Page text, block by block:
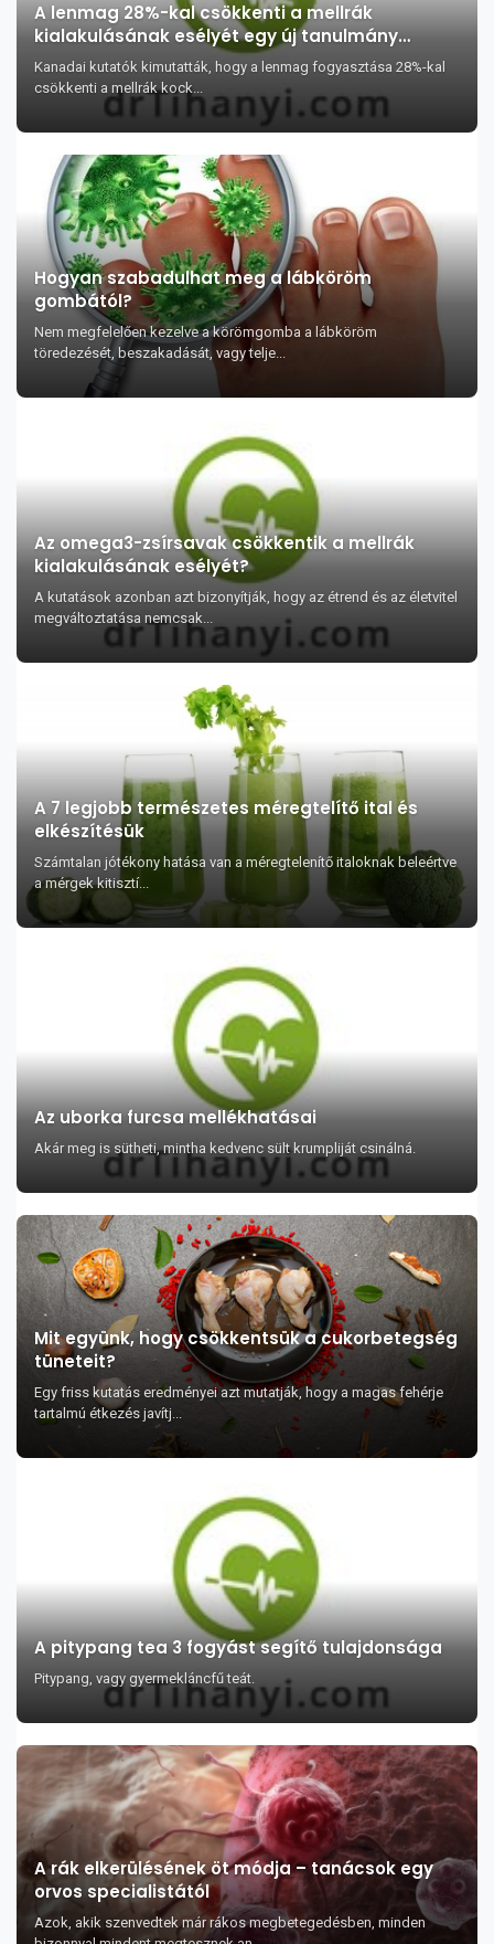
A lenmag 28%-kal csökkenti a mellrák
kialakulásának esélyét egy új tanulmány
szerint (fél teáskanálnyi egészség)
Kanadai kutatók kimutatták, hogy a lenmag fogyasztása 28%-kal
csökkenti a mellrák kock...
Hogyan szabadulhat meg a lábköröm
gombától?
Nem megfelelően kezelve a körömgomba a lábköröm
töredezését, beszakadását, vagy telje...
Az omega3-zsírsavak csökkentik a mellrák
kialakulásának esélyét?
A kutatások azonban azt bizonyítják, hogy az étrend és az életvitel
megváltoztatása nemcsak...
A 7 legjobb természetes méregtelítő ital és
elkészítésük
Számtalan jótékony hatása van a méregtelenítő italoknak beleértve
a mérgek kitisztí...
Az uborka furcsa mellékhatásai
Akár meg is sütheti, mintha kedvenc sült krumpliját csinálná.
Mit együnk, hogy csökkentsük a cukorbetegség
tüneteit?
Egy friss kutatás eredményei azt mutatják, hogy a magas fehérje
tartalmú étkezés javítj...
A pitypang tea 3 fogyást segítő tulajdonsága
Pitypang, vagy gyermekláncfű teát.
A rák elkerülésének öt módja – tanácsok egy
orvos specialistától
Azok, akik szenvedtek már rákos megbetegedésben, minden